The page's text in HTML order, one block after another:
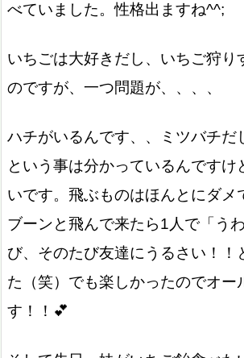
べていました。性格出ますね^^;
いちごは大好きだし、いちご狩り
のですが、一つ問題が、、、、
ハチがいるんです、、ミツバチだ
という事は分かっているんですけ
いです。飛ぶものはほんとにダメ
ブーンと飛んで来たら1人で「う
び、そのたび友達にうるさい！！
た（笑）でも楽しかったのでオー
す！！💕